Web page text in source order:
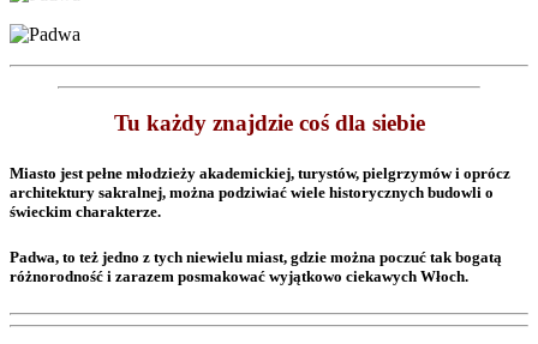
Tu każdy znajdzie coś dla siebie
Miasto jest pełne młodzieży akademickiej, turystów, pielgrzymów i oprócz
architektury sakralnej, można podziwiać wiele historycznych budowli o
świeckim charakterze.
Padwa, to też jedno z tych niewielu miast, gdzie można poczuć tak bogatą
różnorodność i zarazem posmakować wyjątkowo ciekawych Włoch.